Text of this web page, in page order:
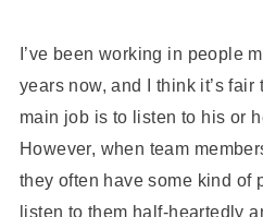
I’ve been working in people
years now, and I think it’s fair
main job is to listen to his or
However, when team
they often have some kind of
listen to them half-heartedly